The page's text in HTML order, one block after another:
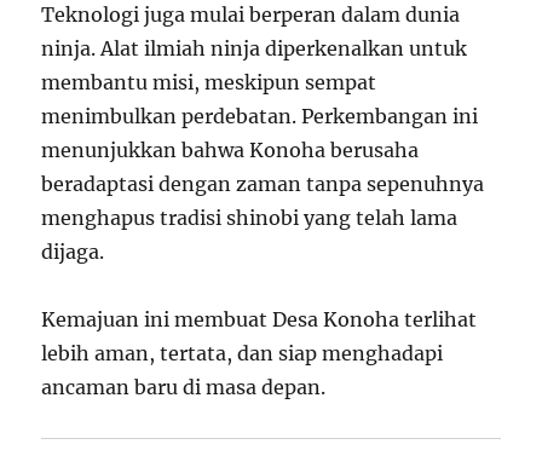
Teknologi juga mulai berperan dalam dunia
ninja. Alat ilmiah ninja diperkenalkan untuk
membantu misi, meskipun sempat
menimbulkan perdebatan. Perkembangan ini
menunjukkan bahwa Konoha berusaha
beradaptasi dengan zaman tanpa sepenuhnya
menghapus tradisi shinobi yang telah lama
dijaga.
Kemajuan ini membuat Desa Konoha terlihat
lebih aman, tertata, dan siap menghadapi
ancaman baru di masa depan.